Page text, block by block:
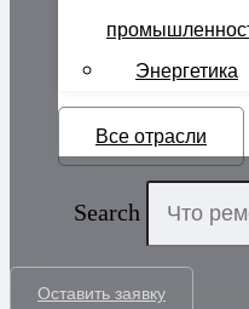
Энергетика
Все отрасли
Search
Оставить заявку